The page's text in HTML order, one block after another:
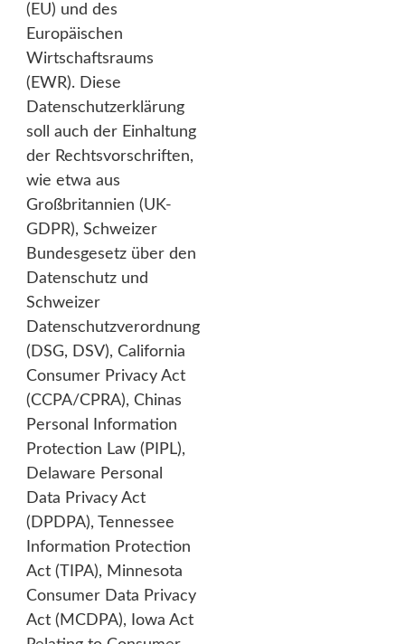
(EU) und des
Europäischen
Wirtschaftsraums
(EWR). Diese
Datenschutzerklärung
soll auch der Einhaltung
der Rechtsvorschriften,
wie etwa aus
Großbritannien (UK-
GDPR), Schweizer
Bundesgesetz über den
Datenschutz und
Schweizer
Datenschutzverordnung
(DSG, DSV), California
Consumer Privacy Act
(CCPA/CPRA), Chinas
Personal Information
Protection Law (PIPL),
Delaware Personal
Data Privacy Act
(DPDPA), Tennessee
Information Protection
Act (TIPA), Minnesota
Consumer Data Privacy
Act (MCDPA), Iowa Act